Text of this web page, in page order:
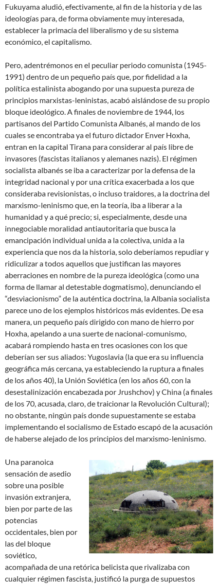
Fukuyama aludió, efectivamente, al fin de la historia y de las
ideologías para, de forma obviamente muy interesada,
establecer la primacía del liberalismo y de su sistema
económico, el capitalismo.
Pero, adentrémonos en el peculiar periodo comunista (1945-
1991) dentro de un pequeño país que, por fidelidad a la
política estalinista abogando por una supuesta pureza de
principios marxistas-leninistas, acabó aislándose de su propio
bloque ideológico. A finales de noviembre de 1944, los
partisanos del Partido Comunista Albanés, al mando de los
cuales se encontraba ya el futuro dictador Enver Hoxha,
entran en la capital Tirana para considerar al país libre de
invasores (fascistas italianos y alemanes nazis). El régimen
socialista albanés se iba a caracterizar por la defensa de la
integridad nacional y por una crítica exacerbada a los que
consideraba revisionistas, o incluso traidores, a la doctrina del
marxismo-leninismo que, en la teoría, iba a liberar a la
humanidad y a qué precio; si, especialmente, desde una
innegociable moralidad antiautoritaria que busca la
emancipación individual unida a la colectiva, unida a la
experiencia que nos da la historia, solo deberíamos repudiar y
ridiculizar a todos aquellos que justifican las mayores
aberraciones en nombre de la pureza ideológica (como una
forma de llamar al detestable dogmatismo), denunciando el
“desviacionismo” de la auténtica doctrina, la Albania socialista
parece uno de los ejemplos históricos más evidentes. De esa
manera, un pequeño país dirigido con mano de hierro por
Hoxha, apelando a una suerte de nacional-comunismo,
acabará rompiendo hasta en tres ocasiones con los que
deberían ser sus aliados: Yugoslavia (la que era su influencia
geográfica más cercana, ya estableciendo la ruptura a finales
de los años 40), la Unión Soviética (en los años 60, con la
desestalinización encabezada por Jrushchov) y China (a finales
de los 70, acusada, claro, de traicionar la Revolución Cultural);
no obstante, ningún país donde supuestamente se estaba
implementando el socialismo de Estado escapó de la acusación
de haberse alejado de los principios del marxismo-leninismo.
Una paranoica
sensación de asedio
sobre una posible
invasión extranjera,
bien por parte de las
potencias
occidentales, bien por
las del bloque
soviético,
acompañada de una retórica belicista que rivalizaba con
cualquier régimen fascista, justificó la purga de supuestos